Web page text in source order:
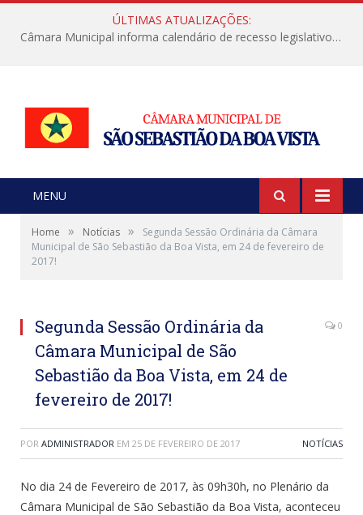
ÚLTIMAS ATUALIZAÇÕES:
Câmara Municipal informa calendário de recesso legislativo de julho
MENU
Home » Notícias »
Segunda Sessão Ordinária da Câmara
Municipal de São Sebastião da Boa Vista, em 24 de fevereiro de
2017!
Segunda Sessão Ordinária da
Câmara Municipal de São
Sebastião da Boa Vista, em 24 de
fevereiro de 2017!
0
POR ADMINISTRADOR EM 25 DE FEVEREIRO DE 2017 NOTÍCIAS
No dia 24 de Fevereiro de 2017, às 09h30h, no Plenário da
Câmara Municipal de São Sebastião da Boa Vista, aconteceu